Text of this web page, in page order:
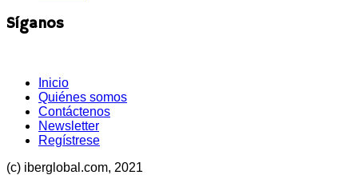
Síganos
Inicio
Quiénes somos
Contáctenos
Newsletter
Regístrese
(c) iberglobal.com, 2021